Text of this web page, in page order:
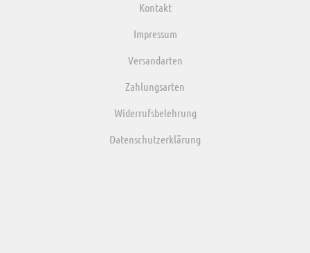
Kontakt
Impressum
Versandarten
Zahlungsarten
Widerrufsbelehrung
Datenschutzerklärung